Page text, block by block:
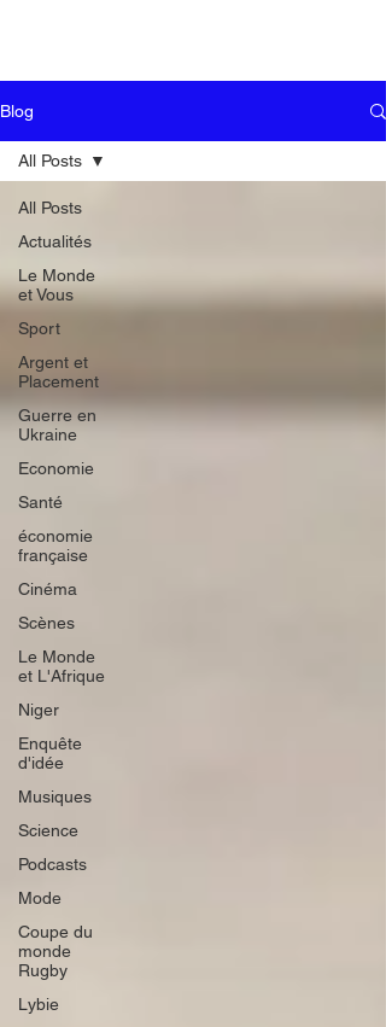
Blog
All Posts
Actualités
Le Monde
et Vous
Sport
Argent et
Placement
Guerre en
Ukraine
Economie
Santé
économie
française
Cinéma
Scènes
Le Monde
et L'Afrique
Niger
Enquête
d'idée
Musiques
Science
Podcasts
Mode
Coupe du
monde
Rugby
Lybie
All Posts